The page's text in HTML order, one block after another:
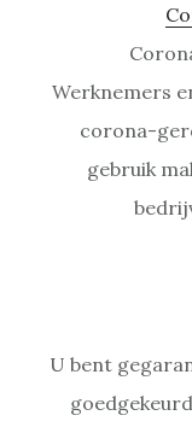
Werknemers
corona-
gebruik
U bent